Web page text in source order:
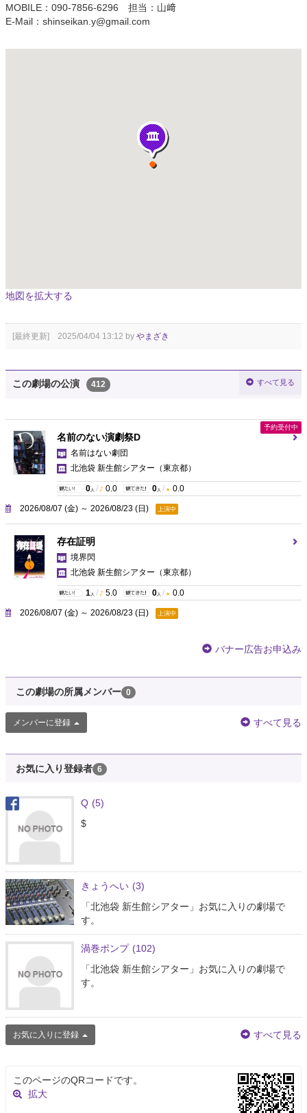
MOBILE：090-7856-6296 担当：山﨑
E-Mail：shinseikan.y@gmail.com
地図を拡大する
[最終更新] 2025/04/04 13:12 by やまざき
この劇場の公演 412 すべて見る
名前のない演劇祭D
名前はない劇団
北池袋 新生館シアター （東京都）
0 人 / 0.0 0 人 / 0.0
2026/08/07 (金) ～ 2026/08/23 (日) 上演中
予約受付中
存在証明
境界閃
北池袋 新生館シアター （東京都）
1 人 / 5.0 0 人 / 0.0
2026/08/07 (金) ～ 2026/08/23 (日) 上演中
バナー広告お申込み
この劇場の所属メンバー 0
メンバーに登録 すべて見る
お気に入り登録者 6
Q (5)
$
きょうへい (3)
「北池袋 新生館シアター」お気に入りの劇場で
す。
渦巻ポンプ (102)
「北池袋 新生館シアター」お気に入りの劇場で
す。
お気に入りに登録 すべて見る
このページのQRコードです。
拡大